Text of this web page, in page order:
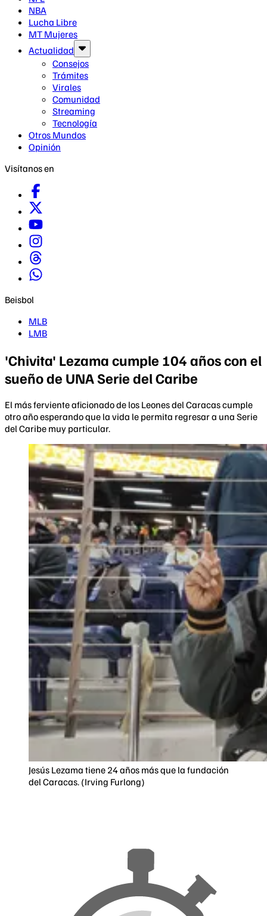
NBA
Lucha Libre
MT Mujeres
Actualidad
Consejos
Trámites
Virales
Comunidad
Streaming
Tecnología
Otros Mundos
Opinión
Visítanos en
Beisbol
MLB
LMB
'Chivita' Lezama cumple 104 años con el
sueño de UNA Serie del Caribe
El más ferviente aficionado de los Leones del Caracas cumple
otro año esperando que la vida le permita regresar a una Serie
del Caribe muy particular.
Jesús Lezama tiene 24 años más que la fundación
del Caracas. (Irving Furlong)